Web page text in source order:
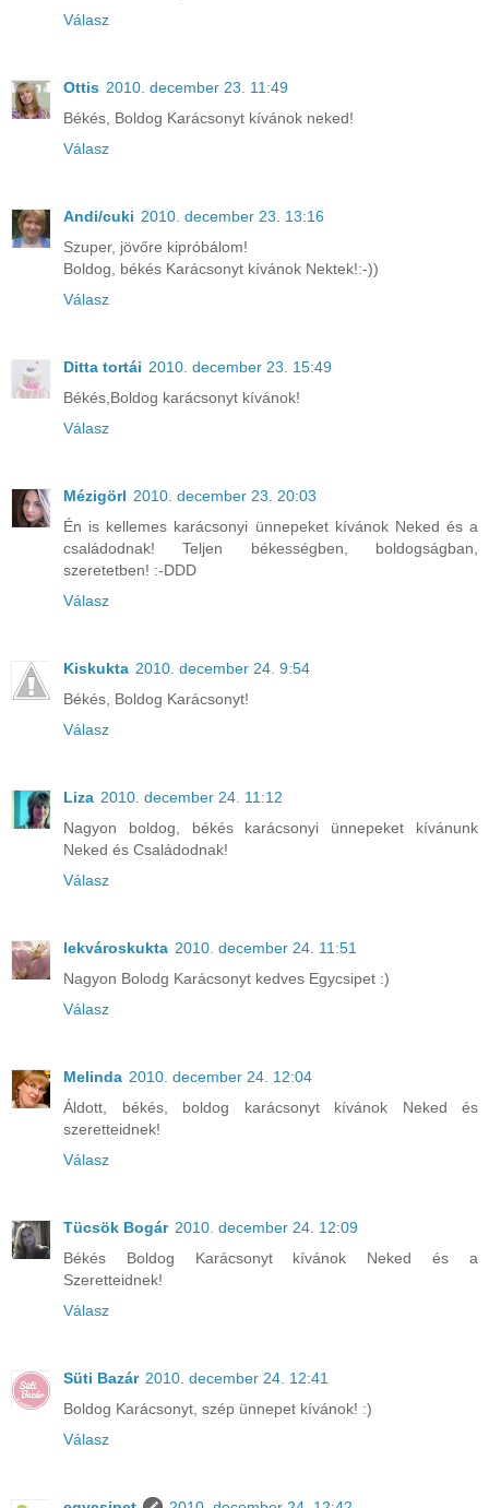
Válasz
Ottis 2010. december 23. 11:49
Békés, Boldog Karácsonyt kívánok neked!
Válasz
Andi/cuki 2010. december 23. 13:16
Szuper, jövőre kipróbálom!
Boldog, békés Karácsonyt kívánok Nektek!:-))
Válasz
Ditta tortái 2010. december 23. 15:49
Békés,Boldog karácsonyt kívánok!
Válasz
Mézigörl 2010. december 23. 20:03
Én is kellemes karácsonyi ünnepeket kívánok Neked és a
családodnak! Teljen békességben, boldogságban,
szeretetben! :-DDD
Válasz
Kiskukta 2010. december 24. 9:54
Békés, Boldog Karácsonyt!
Válasz
Liza 2010. december 24. 11:12
Nagyon boldog, békés karácsonyi ünnepeket kívánunk
Neked és Családodnak!
Válasz
lekvároskukta 2010. december 24. 11:51
Nagyon Bolodg Karácsonyt kedves Egycsipet :)
Válasz
Melinda 2010. december 24. 12:04
Áldott, békés, boldog karácsonyt kívánok Neked és
szeretteidnek!
Válasz
Tücsök Bogár 2010. december 24. 12:09
Békés Boldog Karácsonyt kívánok Neked és a
Szeretteidnek!
Válasz
Süti Bazár 2010. december 24. 12:41
Boldog Karácsonyt, szép ünnepet kívánok! :)
Válasz